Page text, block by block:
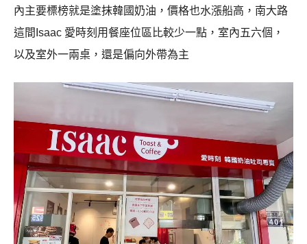
內主要標榜就是塗抹韓國奶油，價格也水漲船高，南大路
這間Isaac 愛時刻用餐座位區比較少一點，室內五六個，
以及室外一兩桌，還是偏向外帶為主